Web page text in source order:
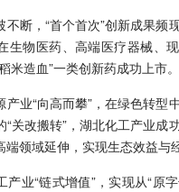
不断，“首个首次”创新成果频
生物医药、高端医疗器械、
米造血”一类创新药成功上市。
业“向高而攀”，在绿色转型
关改搬转”，湖北化工产业成
领域延伸，实现生态效益与
业“链式增值”，实现从“原